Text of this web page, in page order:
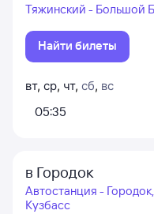
Тяжинский - Большой
Найти билеты
вт, ср, чт, сб, вс
05:35
в Городок
Автостанция -
Кузбасс